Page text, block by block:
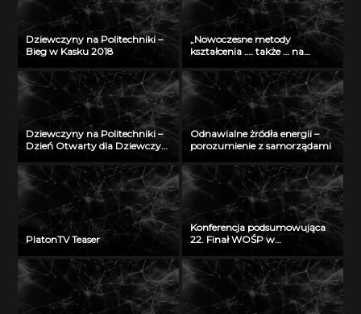
Dziewczyny na Politechniki –
Bieg w Kasku 2018
„Nowoczesne metody
kształcenia …. także … na
Radiu Akadera – 11 grudzień
2012
Dziewczyny na Politechniki –
Dzień Otwarty dla Dziewczyn
Odnawialne żródła energii –
porozumienie z samorządami
PlatonTV Teaser
Konferencja podsumowująca
22. Finał WOŚP w